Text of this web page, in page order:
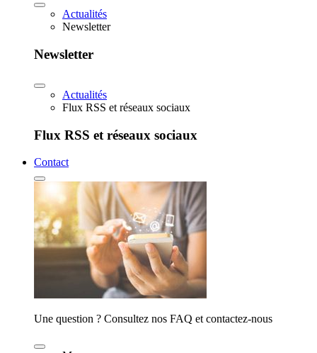
Actualités
Newsletter
Newsletter
Actualités
Flux RSS et réseaux sociaux
Flux RSS et réseaux sociaux
Contact
Une question ? Consultez nos FAQ et contactez-nous